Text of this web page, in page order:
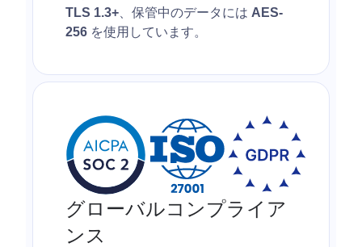
TLS 1.3+ 、保管中のデータには AES-
256 を使用しています。
グローバルコンプライア
ンス